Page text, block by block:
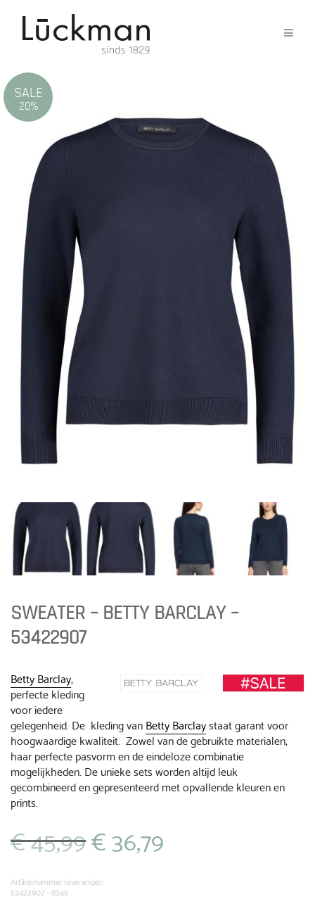
SALE
20%
SWEATER – BETTY BARCLAY –
53422907
Betty Barclay,
perfecte kleding
voor iedere
gelegenheid. De kleding vanBetty Barclaystaat garant voor
hoogwaardige kwaliteit. Zowel van de gebruikte materialen,
haar perfecte pasvorm en de eindeloze combinatie
mogelijkheden. De unieke sets worden altijd leuk
gecombineerd en gepresenteerd met opvallende kleuren en
prints.
€45,99 Oorspronkelijke
prijs
€ 45,99.
€36,79
Artikelnummer leverancier:
53422907 - 8345